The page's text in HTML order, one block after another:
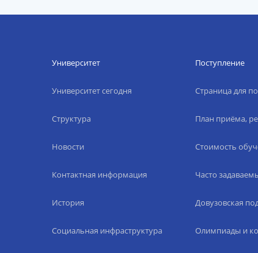
Университет
Университет сегодня
Структура
Новости
Контактная информация
История
Социальная инфраструктура
Поступление
Страница для
План приёма,
Стоимость
Часто
Довузовская
Олимпиады и